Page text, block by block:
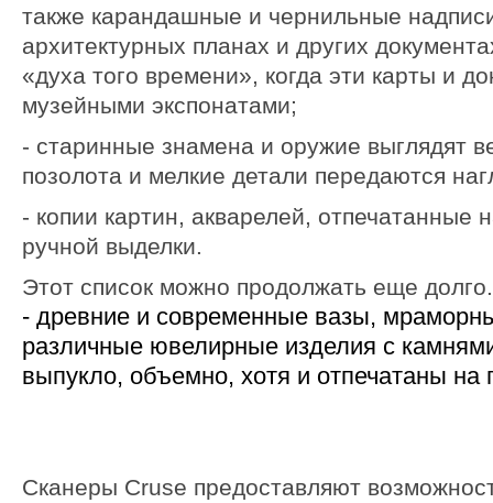
также карандашные и чернильные
архитектурных планах и других
«духа того времени», когда эти карты и
музейными экспонатами;
- старинные знамена и оружие выглядят
позолота и мелкие детали передаются
- копии картин, акварелей, отпечатанные
ручной выделки.
Этот список можно продолжать еще долго.
- древние и современные вазы,
различные ювелирные изделия с
выпукло, объемно, хотя и отпечатаны на
Сканеры Cruse предоставляют